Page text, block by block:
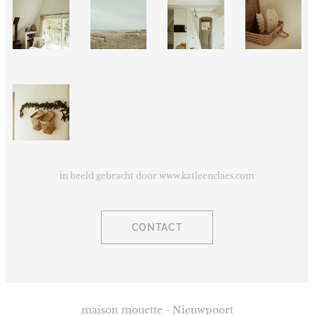
in beeld gebracht door www.katleenclaes.com
CONTACT
maison mouette - Nieuwpoort